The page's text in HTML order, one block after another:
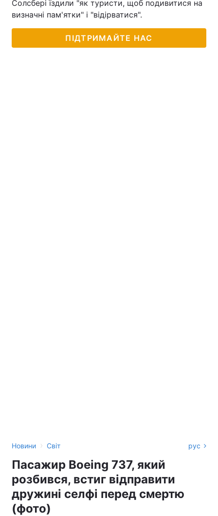
Солсбері їздили "як туристи, щоб подивитися на
визначні пам'ятки" і "відірватися".
ПІДТРИМАЙТЕ НАС
Новини › Світ рус
Пасажир Boeing 737, який
розбився, встиг відправити
дружині селфі перед смертю
(фото)